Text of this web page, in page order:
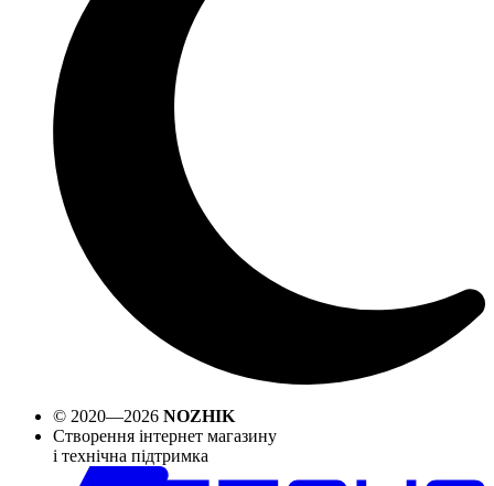
© 2020—2026 NOZHIK
Створення інтернет магазину
і технічна підтримка